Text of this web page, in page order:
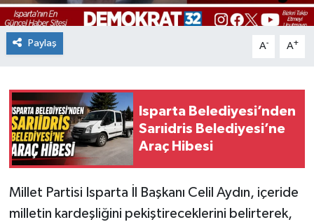
Paylaş A- A+
Isparta Belediyesi’nden
Sarıidris Belediyesi’ne
Araç Hibesi
Millet Partisi Isparta İl Başkanı Celil Aydın, içeride
milletin kardeşliğini pekiştireceklerini belirterek,